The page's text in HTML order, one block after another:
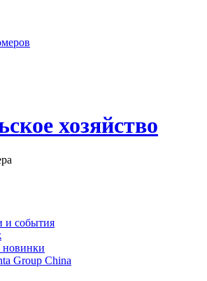
хозяйство
и события